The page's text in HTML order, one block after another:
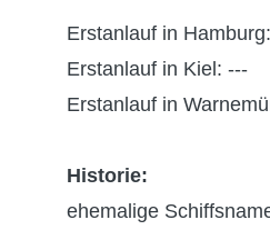
Erstanlauf in
Erstanlauf in Kiel: ---
Erstanlauf in
Historie:
ehemalige